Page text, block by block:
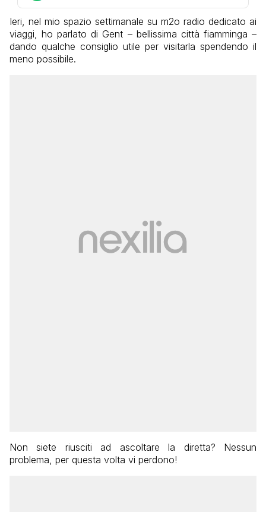
Ieri, nel mio spazio settimanale su m2o radio dedicato ai
viaggi, ho parlato di Gent – bellissima città fiamminga –
dando qualche consiglio utile per visitarla spendendo il
meno possibile.
Non siete riusciti ad ascoltare la diretta? Nessun
problema, per questa volta vi perdono!